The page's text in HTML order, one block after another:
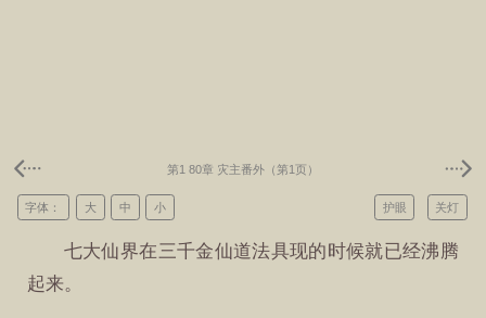
第1 80章 灾主番外（第1页）
关灯
护眼
字体： 大 中 小
七大仙界在三千金仙道法具现的时候就已经沸腾
起来。